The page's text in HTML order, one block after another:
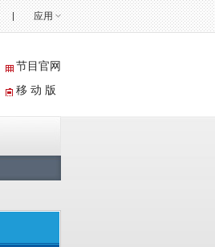
应用
节目官网
移 动 版